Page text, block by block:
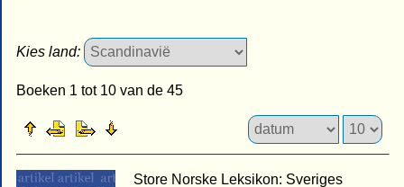
Kies land:
Boeken 1 tot 10 van de 45
Store Norske Leksikon: Sveriges